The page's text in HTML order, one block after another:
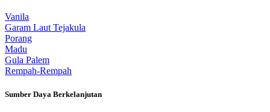
Vanila
Garam Laut Tejakula
Porang
Madu
Gula Palem
Rempah-Rempah
Sumber Daya Berkelanjutan